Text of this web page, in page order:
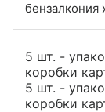
бензалкония
5 шт. -
коробки
5 шт. -
коробки